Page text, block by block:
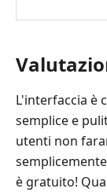
L'interfaccia è
semplice e
utenti non
è gratuito!